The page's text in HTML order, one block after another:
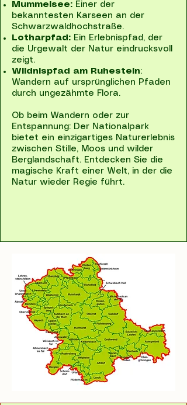
Mummelsee: Einer der
bekanntesten Karseen an der
Schwarzwaldhochstraße.
Lotharpfad: Ein Erlebnispfad, der
die Urgewalt der Natur eindrucksvoll
zeigt.
Wildnispfad am Ruhestein:
Wandern auf ursprünglichen Pfaden
durch ungezähmte Flora.
Ob beim Wandern oder zur
Entspannung: Der Nationalpark
bietet ein einzigartiges Naturerlebnis
zwischen Stille, Moos und wilder
Berglandschaft. Entdecken Sie die
magische Kraft einer Welt, in der die
Natur wieder Regie führt.